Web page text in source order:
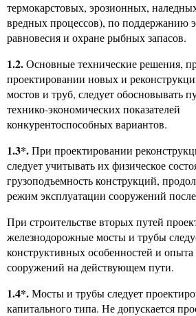
термокарстовых, эрозионных,
вредных процессов), по поддержанию
равновесия и охране рыбных запасов.
1.2.Основные технические решения,
проектировании новых и
мостов и труб, следует обосновывать
технико-экономических показателей
конкурентоспособных вариантов.
1.3*.При проектировании
следует учитывать их физическое
грузоподъемность конструкций,
режим эксплуатации сооружений
При строительстве вторых путей
железнодорожные мосты и трубы
конструктивных особенностей и опыта
сооружений на действующем пути.
1.4*.Мосты и трубы следует
капитального типа. Не допускается